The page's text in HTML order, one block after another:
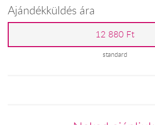
Ajándékküldés ára
12 880 Ft
standard